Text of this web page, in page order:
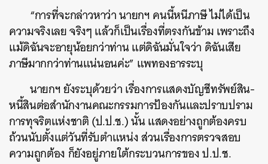
“การที่จะกล่าวหาว่า นายกฯ คนนี้หนีภาษี ไม่ได้เป็น
ความจริงเลย จริงๆ แล้วก็เป็นเรื่องที่ตรงกันข้าม เพราะถึง
แม้ดิฉันจะอายุน้อยกว่าท่าน แต่ดิฉันมั่นใจว่า ดิฉันเสีย
ภาษีมากกว่าท่านแน่นอนค่ะ” แพทองธารระบุ
นายกฯ ยังระบุด้วยว่า เรื่องการแสดงบัญชีทรัพย์สิน-
หนี้สินต่อสำนักงานคณะกรรมการป้องกันและปราบปราม
การทุจริตแห่งชาติ (ป.ป.ช.) นั้น แสดงอย่างถูกต้องครบ
ถ้วนนับตั้งแต่วันที่รับตำแหน่ง ส่วนเรื่องการตรวจสอบ
ความถูกต้อง ก็ยังอยู่ภายใต้กระบวนการของ ป.ป.ช.